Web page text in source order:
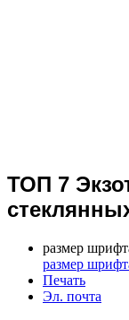
ТОП 7
размер
размер
Печать
Эл. почта